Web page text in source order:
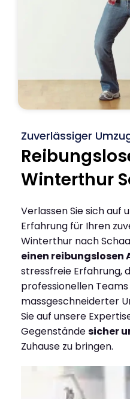
Zuverlässiger
Winterthur
Verlassen Sie sich auf
Erfahrung für Ihren
Winterthur nach
einen reibungslosen
stressfreie Erfahrung,
professionellen
massgeschneiderter
Sie auf unsere
Gegenständesicher
Zuhause zu bringen.